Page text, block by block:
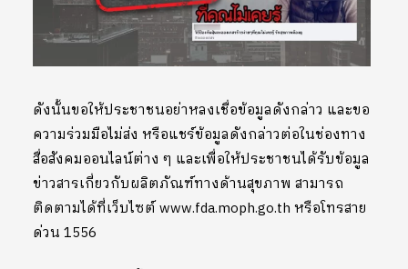
ดังนั้นขอให้ประชาชนอย่าหลงเชื่อข้อมูลดังกล่าว และขอ
ความร่วมมือไม่ส่ง หรือแชร์ข้อมูลดังกล่าวต่อในช่องทาง
สื่อสังคมออนไลน์ต่าง ๆ และเพื่อให้ประชาชนได้รับข้อมูล
ข่าวสารเกี่ยวกับผลิตภัณฑ์ทางด้านสุขภาพ สามารถ
ติดตามได้ที่เว็บไซต์ www.fda.moph.go.th หรือโทรสาย
ด่วน 1556